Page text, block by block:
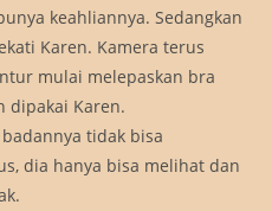
keahliannya. Sedangkan
Karen. Kamera terus
mulai melepaskan bra
dipakai Karen.
tidak bisa
dia hanya bisa melihat dan